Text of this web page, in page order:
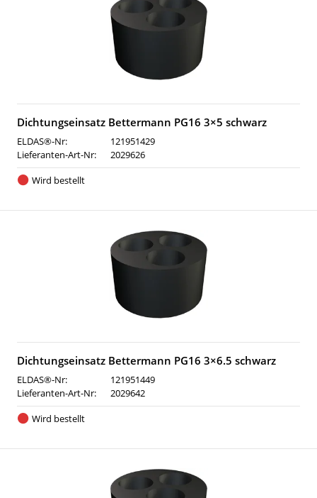
Dichtungseinsatz Bettermann PG16 3×5 schwarz
ELDAS®-Nr:
121951429
Lieferanten-Art-Nr:
2029626
Wird bestellt
Dichtungseinsatz Bettermann PG16 3×6.5 schwarz
ELDAS®-Nr:
121951449
Lieferanten-Art-Nr:
2029642
Wird bestellt